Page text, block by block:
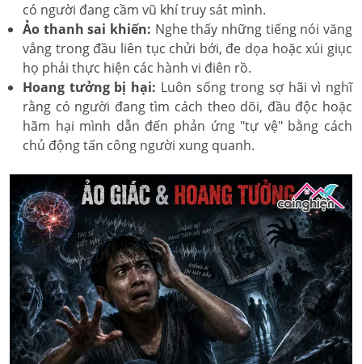
có người đang cầm vũ khí truy sát mình.
Ảo thanh sai khiến: Nghe thấy những tiếng nói văng
vẳng trong đầu liên tục chửi bới, đe dọa hoặc xúi giục
họ phải thực hiện các hành vi điên rồ.
Hoang tưởng bị hại: Luôn sống trong sợ hãi vì nghĩ
rằng có người đang tìm cách theo dõi, đầu độc hoặc
hãm hại mình dẫn đến phản ứng "tự vệ" bằng cách
chủ động tấn công người xung quanh.